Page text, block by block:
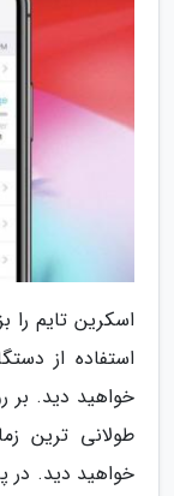
اسکرین تایم
استفاده از
خواهید دید. بر
طولانی ترین
خواهید دید.